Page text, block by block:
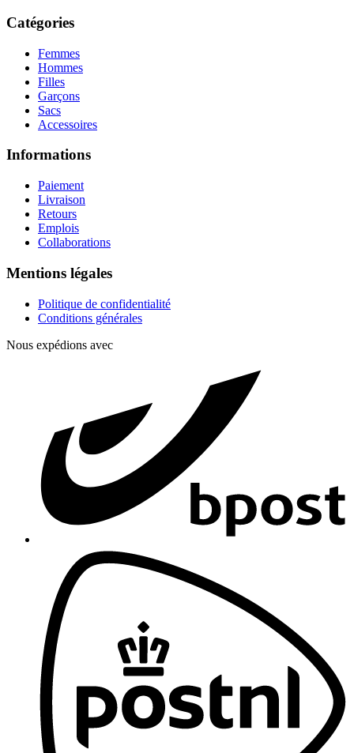
Catégories
Femmes
Hommes
Filles
Garçons
Sacs
Accessoires
Informations
Paiement
Livraison
Retours
Emplois
Collaborations
Mentions légales
Politique de confidentialité
Conditions générales
Nous expédions avec